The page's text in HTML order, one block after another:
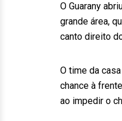
O Guarany
grande área,
canto direito
O time da
chance à
ao impedir o